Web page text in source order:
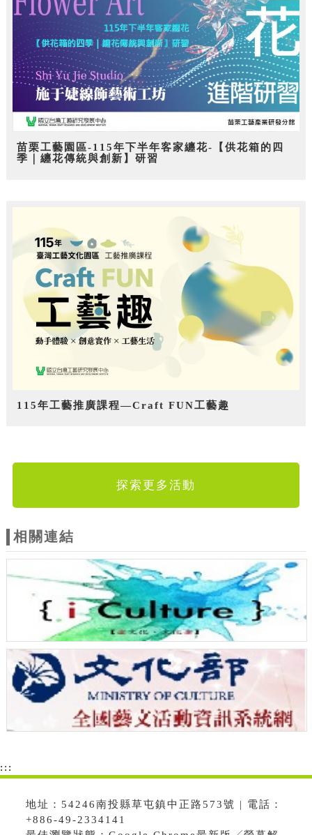
苗栗工藝園區-115年下半年客家纏花-【供花箱的四
季｜纏花傳統與創新】研習
115年工藝推廣課程—Craft FUN工藝趣
探索更多活動
相關連結
:::
地址：54246南投縣草屯鎮中正路573號 | 電話：
+886-49-2334141